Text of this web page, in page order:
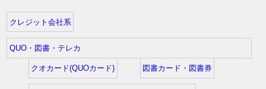
クレジット会社系
QUO・図書・テレカ
クオカード(QUOカード) 図書カード・図書券